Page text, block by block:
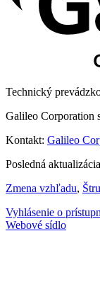
Technický
Galileo Corporation
Kontakt: Galileo
Posledná
Zmena vzhľadu,
Vyhlásenie o
Webové sídlo